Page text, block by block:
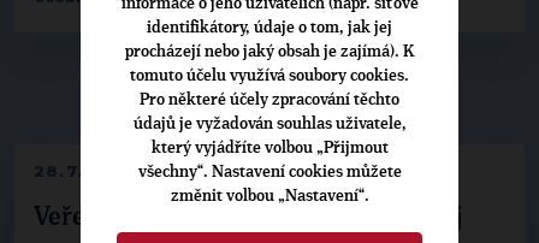
▶NEPŘEHLÉDNĚTE◀
28.7.2026
Veřejné finance, euro i školství. Matěj
informace o jeho uživatelích (např. síťové
identifikátory, údaje o tom, jak jej
procházejí nebo jaký obsah je zajímá). K
tomuto účelu využívá soubory cookies.
Pro některé účely zpracování těchto
údajů je vyžadován souhlas uživatele,
který vyjádříte volbou „Přijmout
všechny“. Nastavení cookies můžete
změnit volbou „Nastavení“.